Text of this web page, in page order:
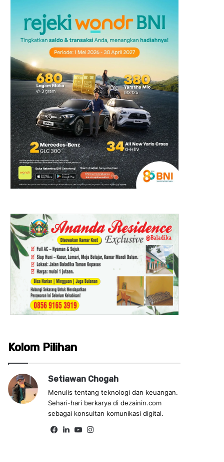
Kolom Pilihan
Setiawan Chogah
Menulis tentang teknologi dan keuangan.
Sehari-hari berkarya di dezainin.com
sebagai konsultan komunikasi digital.
Fa Lin Yo